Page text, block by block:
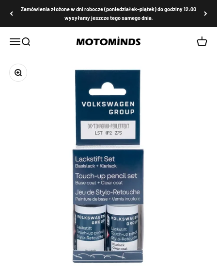
Zamówienia złożone w dni robocze (poniedziałek–piątek) do godziny 12:00
wysyłamy jeszcze tego samego dnia.
MenuSzukaj MOTOMINDS Koszyk
Przybliż